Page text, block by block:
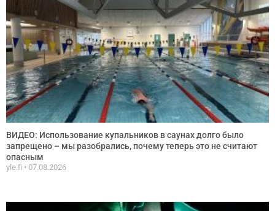
ВИДЕО: Использование купальников в саунах долго было
запрещено – мы разобрались, почему теперь это не считают
опасным
yle.fi 07.08.2026